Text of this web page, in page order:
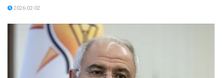
2026-02-02